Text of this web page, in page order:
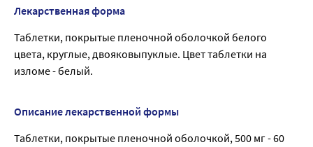
Лекарственная форма
Таблетки, покрытые пленочной оболочкой белого
цвета, круглые, двояковыпуклые. Цвет таблетки на
изломе - белый.
Описание лекарственной формы
Таблетки, покрытые пленочной оболочкой, 500 мг - 60